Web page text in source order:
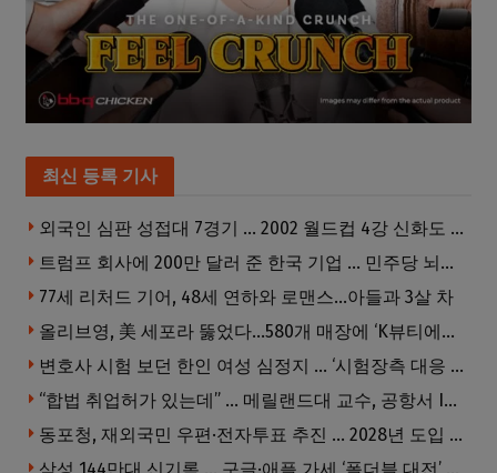
최신 등록 기사
외국인 심판 성접대 7경기 … 2002 월드컵 4강 신화도 흔들
트럼프 회사에 200만 달러 준 한국 기업 … 민주당 뇌물의혹 조사
77세 리처드 기어, 48세 연하와 로맨스…아들과 3살 차
올리브영, 美 세포라 뚫었다…580개 매장에 ‘K뷰티에딧’ 론칭
변호사 시험 보던 한인 여성 심정지 … ‘시험장측 대응 부적절’ 소송
“합법 취업허가 있는데” … 메릴랜드대 교수, 공항서 ICE에 체포, 구금 중
동포청, 재외국민 우편·전자투표 추진 … 2028년 도입 목표
삼성 144만대 신기록 … 구글·애플 가세 ‘폴더블 대전’ 열린다